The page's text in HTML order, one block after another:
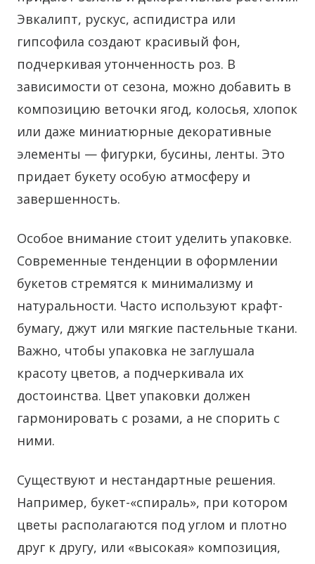
Эвкалипт, рускус, аспидистра или
гипсофила создают красивый фон,
подчеркивая утонченность роз. В
зависимости от сезона, можно добавить в
композицию веточки ягод, колосья, хлопок
или даже миниатюрные декоративные
элементы — фигурки, бусины, ленты. Это
придает букету особую атмосферу и
завершенность.
Особое внимание стоит уделить упаковке.
Современные тенденции в оформлении
букетов стремятся к минимализму и
натуральности. Часто используют крафт-
бумагу, джут или мягкие пастельные ткани.
Важно, чтобы упаковка не заглушала
красоту цветов, а подчеркивала их
достоинства. Цвет упаковки должен
гармонировать с розами, а не спорить с
ними.
Существуют и нестандартные решения.
Например, букет-«спираль», при котором
цветы располагаются под углом и плотно
друг к другу, или «высокая» композиция,